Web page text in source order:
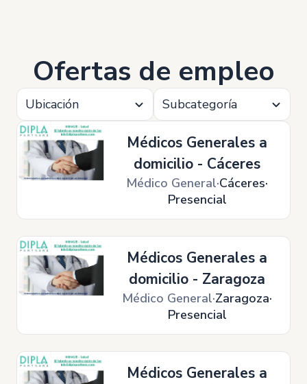
Ofertas de empleo
Ubicación Subcategoría
Médicos Generales a
domicilio - Cáceres
Médico General Cáceres
Presencial
Médicos Generales a
domicilio - Zaragoza
Médico General Zaragoza
Presencial
Médicos Generales a